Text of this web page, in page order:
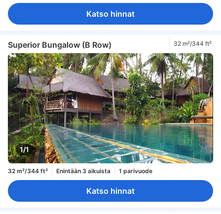
Katso hinnat
Superior Bungalow (B Row) 32 m²/344 ft²
1/1
32 m²/344 ft² Enintään 3 aikuista 1 parivuode
Katso hinnat